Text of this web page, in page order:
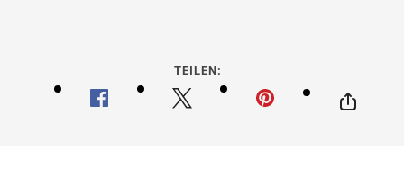
TEILEN: